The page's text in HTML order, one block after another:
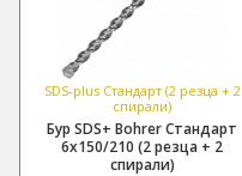
SDS-plus Стандарт (2 резца + 2
спирали)
Бур SDS+ Bohrer Стандарт
6х150/210 (2 резца + 2
спирали)